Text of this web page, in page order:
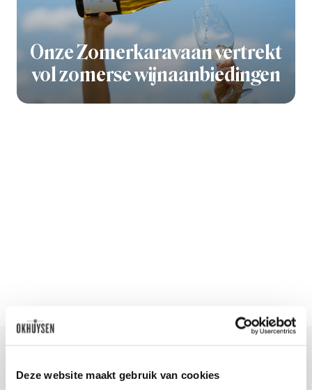
Deze website maakt gebruik van cookies
Onze Zomerkaravaan vertrekt
vol zomerse wijnaanbiedingen
Blijf op de hoogte